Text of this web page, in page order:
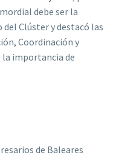
debe ser la
Clúster y destacó las
Coordinación y
la importancia de
de Baleares